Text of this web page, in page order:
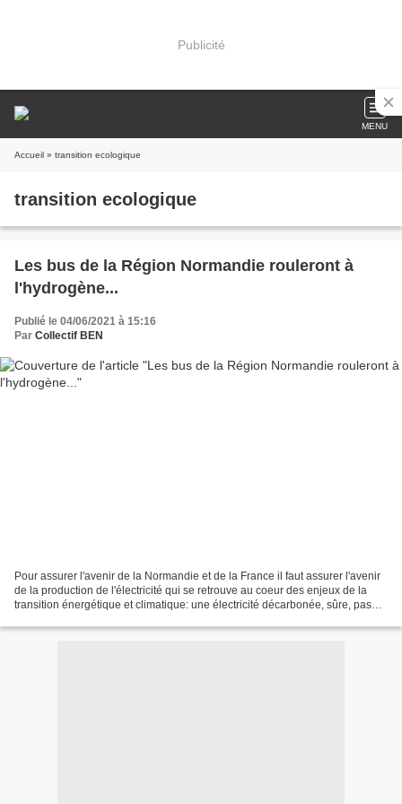
Publicité
MENU
Accueil » transition ecologique
transition ecologique
Les bus de la Région Normandie rouleront à
l'hydrogène...
Publié le 04/06/2021 à 15:16
Par Collectif BEN
Pour assurer l'avenir de la Normandie et de la France il faut assurer l'avenir
de la production de l'électricité qui se retrouve au coeur des enjeux de la
transition énergétique et climatique: une électricité décarbonée, sûre, pas